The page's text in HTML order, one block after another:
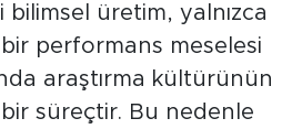
bilimsel üretim, yalnızca
performans meselesi
araştırma kültürünün
süreçtir. Bu nedenle